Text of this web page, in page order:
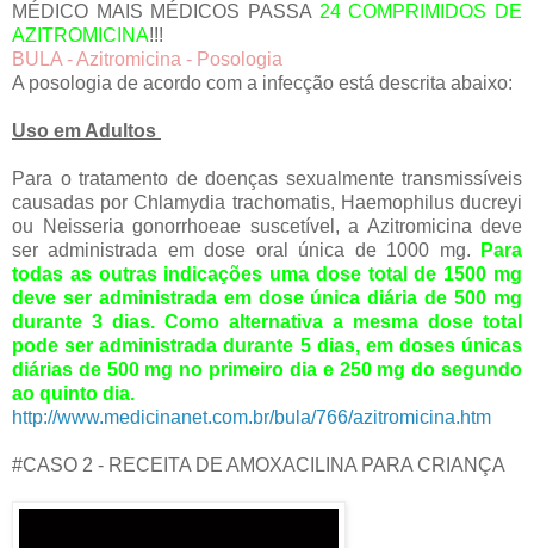
MÉDICO MAIS MÉDICOS PASSA 24 COMPRIMIDOS DE
AZITROMICINA!!!
BULA - Azitromicina - Posologia
A posologia de acordo com a infecção está descrita abaixo:
Uso em Adultos
Para o tratamento de doenças sexualmente transmissíveis
causadas por Chlamydia trachomatis, Haemophilus ducreyi
ou Neisseria gonorrhoeae suscetível, a Azitromicina deve
ser administrada em dose oral única de 1000 mg.
Para
todas as outras indicações uma dose total de 1500 mg
deve ser administrada em dose única diária de 500 mg
durante 3 dias. Como alternativa a mesma dose total
pode ser administrada durante 5 dias, em doses únicas
diárias de 500 mg no primeiro dia e 250 mg do segundo
ao quinto dia.
http://www.medicinanet.com.br/bula/766/azitromicina.htm
#CASO 2 - RECEITA DE AMOXACILINA PARA CRIANÇA